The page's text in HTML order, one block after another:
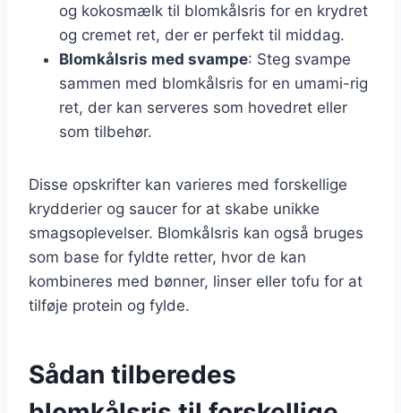
og kokosmælk til blomkålsris for en krydret
og cremet ret, der er perfekt til middag.
Blomkålsris med svampe: Steg svampe
sammen med blomkålsris for en umami-rig
ret, der kan serveres som hovedret eller
som tilbehør.
Disse opskrifter kan varieres med forskellige
krydderier og saucer for at skabe unikke
smagsoplevelser. Blomkålsris kan også bruges
som base for fyldte retter, hvor de kan
kombineres med bønner, linser eller tofu for at
tilføje protein og fylde.
Sådan tilberedes